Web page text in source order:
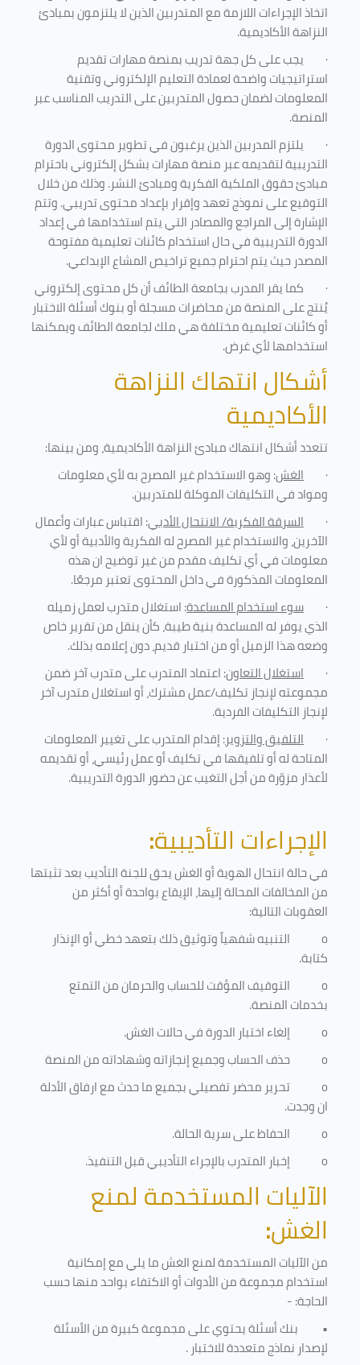
اتخاذ الإجراءات اللازمة مع المتدربين الذين لا يلتزمون بمبادئ
النزاهة الأكاديمية.
· يجب على كل جهة تدريب بمنصة مهارات تقديم
استراتيجيات واضحة لعمادة التعليم الإلكتروني وتقنية
المعلومات لضمان حصول المتدربين على التدريب المناسب عبر
المنصة.
· يلتزم المدربين الذين يرغبون في تطوير محتوى الدورة
التدريبية لتقديمه عبر منصة مهارات بشكل إلكتروني باحترام
مبادئ حقوق الملكية الفكرية ومبادئ النشر. وذلك من خلال
التوقيع على نموذج تعهد وإقرار بإعداد محتوى تدريبي. وتتم
الإشارة إلى المراجع والمصادر التي يتم استخدامها في إعداد
الدورة التدريبية في حال استخدام كائنات تعليمية مفتوحة
المصدر حيث يتم احترام جميع تراخيص المشاع الإبداعي.
· كما يقر المدرب بجامعة الطائف أن كل محتوى إلكتروني
يُنتج على المنصة من محاضرات مسجلة أو بنوك أسئلة الاختبار
أو كائنات تعليمية مختلفة هي ملك لجامعة الطائف ويمكنها
استخدامها لأي غرض.
أشكال انتهاك النزاهة
الأكاديمية
تتعدد أشكال انتهاك مبادئ النزاهة الأكاديمية، ومن بينها:
· الغش: وهو الاستخدام غير المصرح به لأي معلومات
ومواد في التكليفاتالموكلة للمتدربين.
· السرقة الفكرية/ الانتحال الأدبي: اقتباس عبارات وأعمال
الآخرين، والاستخدام غير المصرح له الفكرية والأدبية أو لأي
معلومات في أي تكليف مقدم من غير توضيح ان هذه
المعلومات المذكورة في داخل المحتوى تعتبر مرجعًا.
· سوء استخدام المساعدة: استغلال متدرب لعمل زميله
الذي يوفر له المساعدة بنية طيبة، كأن ينقل من تقرير خاص
وضعه هذا الزميل أو من اختبار قديم، دون إعلامه بذلك.
· استغلال التعاون: اعتماد المتدرب على متدرب آخر ضمن
مجموعته لإنجاز تكليف/عمل مشترك، أو استغلال متدرب آخر
لإنجاز التكليفات الفردية.
· التلفيق والتزوير: إقدام المتدرب على تغيير المعلومات
المتاحة له أو تلفيقها في تكليف أو عمل رئيسي، أو تقديمه
لأعذار مزوّرة من أجل التغيب عن حضور الدورة التدريبية.
الإجراءات التأديبية:
في حالة انتحال الهوية أو الغش يحق للجنة التأديب بعد تثبتها
من المخالفات المحالة إليها، الإيقاع بواحدة أو أكثر من
العقوبات التالية:
o
التنبيه شفهياً وتوثيق ذلك بتعهد خطي أو الإنذار
كتابة.
o
التوقيف المؤقت للحساب والحرمان من التمتع
بخدمات المنصة.
o
إلغاء اختبار الدورة في حالات الغش.
o
حذف الحساب وجميع إنجازاته وشهاداته من المنصة
o
تحرير محضر تفصيلي بجميع ما حدث مع ارفاق الأدلة
ان وجدت.
o
الحفاظ على سرية الحالة.
o
إخبار المتدرب بالإجراء التأديبي قبل التنفيذ.
الآليات المستخدمة لمنع
الغش:
من الآليات المستخدمة لمنع الغش ما يلي مع إمكانية
استخدام مجموعة من الأدوات أو الاكتفاء بواحد منها حسب
الحاجة: -
• بنك أسئلة يحتوي على مجموعة كبيرة من الأسئلة
لإصدار نماذج متعددة للاختبار.